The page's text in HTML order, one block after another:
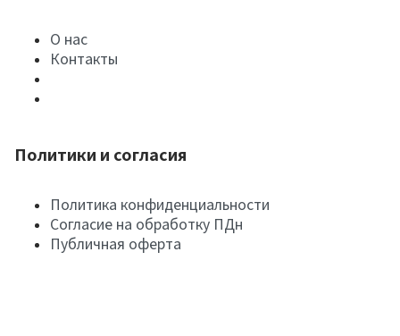
О нас
Контакты
Политики и согласия
Политика конфиденциальности
Согласие на обработку ПДн
Публичная оферта